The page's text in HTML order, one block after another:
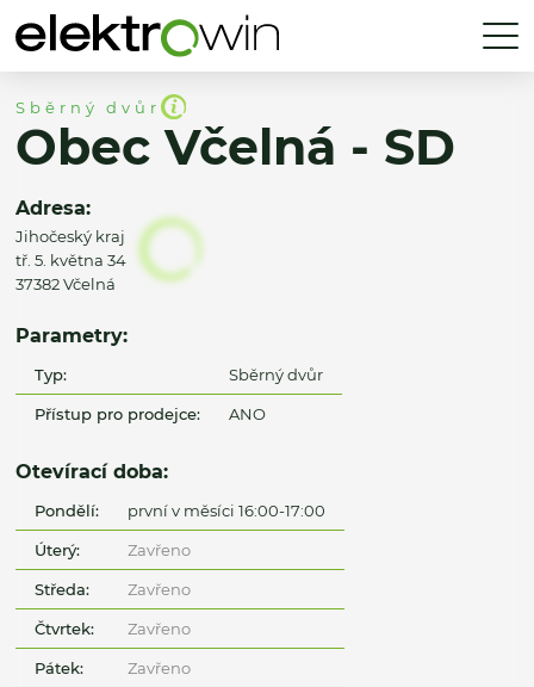
Sběrný dvůr
Obec Včelná - SD
Adresa:
Jihočeský kraj
tř. 5. května 34
37382 Včelná
Parametry:
Typ: Sběrný dvůr
Přístup pro prodejce: ANO
Otevírací doba:
Pondělí: první v měsíci 16:00-17:00
Úterý: Zavřeno
Středa: Zavřeno
Čtvrtek: Zavřeno
Pátek: Zavřeno